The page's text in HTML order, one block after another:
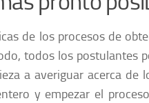
de los procesos de
todos los postulantes
a averiguar acerca
y empezar el